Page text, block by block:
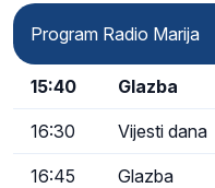
Program Radio Marija
15:40 Glazba
16:30 Vijesti dana
16:45 Glazba